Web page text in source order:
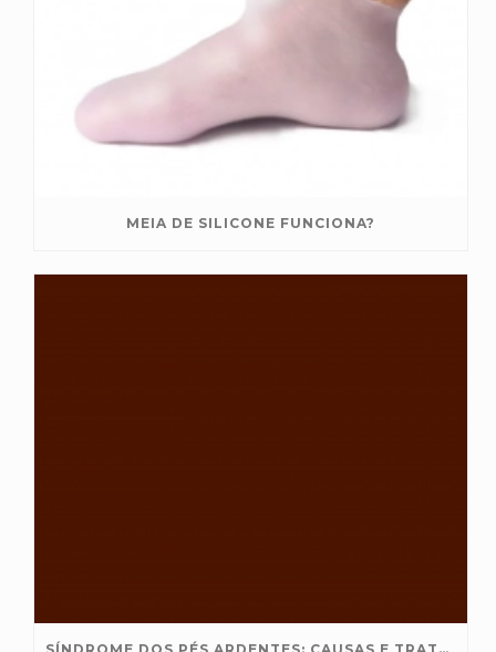
MEIA DE SILICONE FUNCIONA?